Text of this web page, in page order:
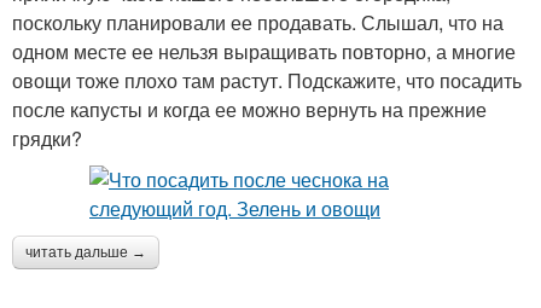
поскольку планировали ее продавать. Слышал, что на
одном месте ее нельзя выращивать повторно, а многие
овощи тоже плохо там растут. Подскажите, что посадить
после капусты и когда ее можно вернуть на прежние
грядки?
читать дальше →